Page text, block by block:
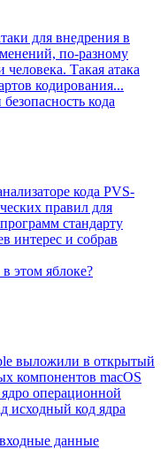
для внедрения в
по-разному
Такая атака
кодирования...
кода
кода PVS-
правил для
стандарту
интерес и собрав
этом яблоке?
выложили в открытый
компонентов macOS
операционной
исходный код ядра
данные